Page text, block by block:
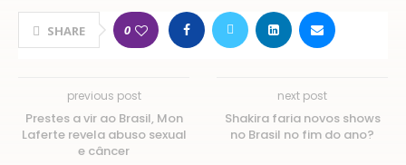
SHARE 0
previous post
Prestes a vir ao Brasil, Mon
Laferte revela abuso sexual
e câncer
next post
Shakira faria novos shows
no Brasil no fim do ano?